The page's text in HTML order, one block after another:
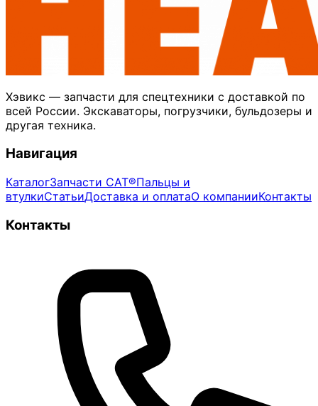
Хэвикс — запчасти для спецтехники с доставкой по
всей России. Экскаваторы, погрузчики, бульдозеры и
другая техника.
Навигация
КаталогЗапчасти CAT®Пальцы и
втулкиСтатьиДоставка и оплатаО компанииКонтакты
Контакты